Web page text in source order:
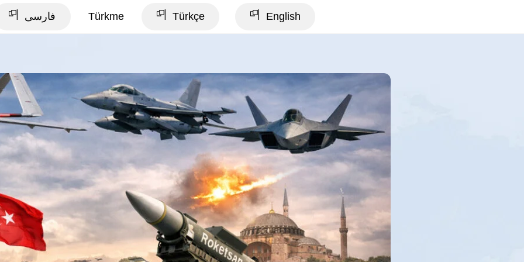
فارسی Türkme Türkçe English